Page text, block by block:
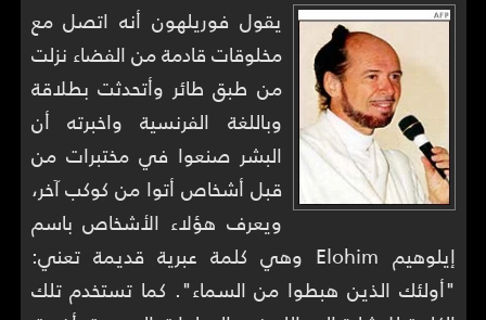
يقول فوريلهون أنه اتصل مع
مخلوقات قادمة من الفضاء نزلت
من طبق طائر وأتحدثت بطلاقة
وباللغة الفرنسية واخبرته أن
البشر صنعوا في مختبرات من
قبل أشخاص أتوا من كوكب آخر،
ويعرف هؤلاء الأشخاص باسم
إيلوهيم Elohim وهي كلمة عبرية قديمة تعني:
"أولئك الذين هبطوا من السماء". كما تستخدم تلك